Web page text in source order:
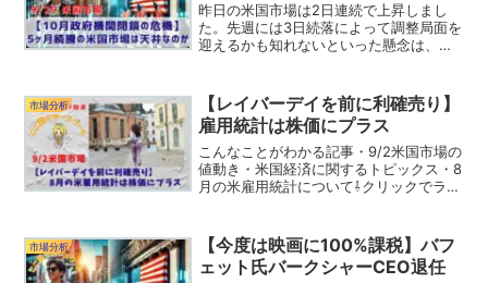
昨日の米国市場は2日連続で上昇しまし
た。先週には3日続落によって調整局面を
迎えるかも知れないといった懸念は、こ
しょう。リッヒ記事後半では重要な経済
ニュースや今後のS&P...
市場分析
【レイバーデイを前に利確売り】
雇用統計は株価にプラス
こんなことがわかる記事・9/2米国市場の
値動き・米国経済に関するトピックス・8
月の米雇用統計について⇩クリックでラン
ざいます。）こここんにちは！久しぶり
にノンビリ休日の...
市場分析
【今度は映画に100%課税】バフ
ェット氏バークシャーCEO退任